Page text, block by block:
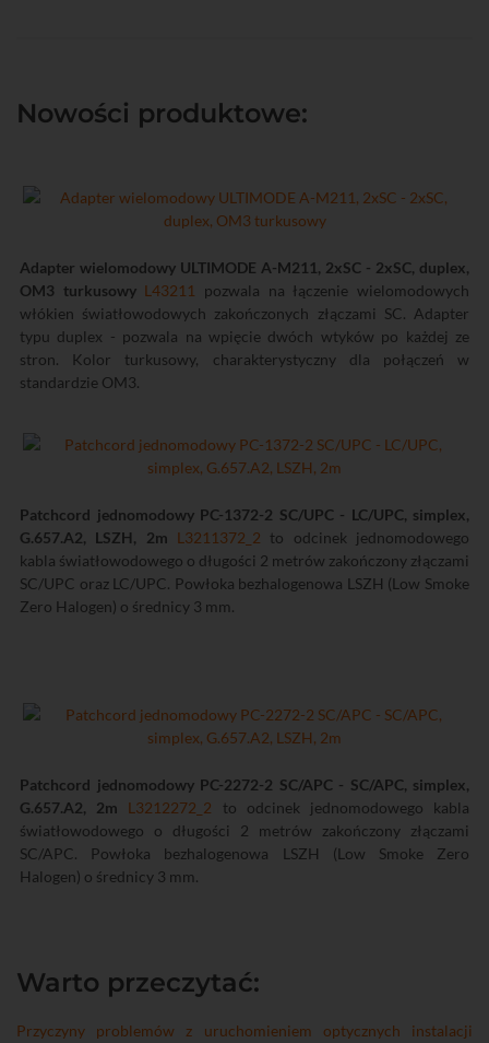
Nowości produktowe:
Adapter wielomodowy ULTIMODE A-M211, 2xSC - 2xSC, duplex,
OM3 turkusowy L43211
pozwala na łączenie wielomodowych
włókien światłowodowych zakończonych złączami SC. Adapter
typu duplex - pozwala na wpięcie dwóch wtyków po każdej ze
stron. Kolor turkusowy, charakterystyczny dla połączeń w
standardzie OM3.
Patchcord jednomodowy PC-1372-2 SC/UPC - LC/UPC, simplex,
G.657.A2, LSZH, 2m L3211372_2 to odcinek jednomodowego
kabla światłowodowego o długości 2 metrów zakończony złączami
SC/UPC oraz LC/UPC. Powłoka bezhalogenowa LSZH (Low Smoke
Zero Halogen) o średnicy 3 mm.
Patchcord jednomodowy PC-2272-2 SC/APC - SC/APC, simplex,
G.657.A2, 2m
L3212272_2 to odcinek jednomodowego kabla
światłowodowego o długości 2 metrów zakończony złączami
SC/APC. Powłoka bezhalogenowa LSZH (Low Smoke Zero
Halogen) o średnicy 3 mm.
Warto przeczytać:
Przyczyny problemów z uruchomieniem optycznych instalacji